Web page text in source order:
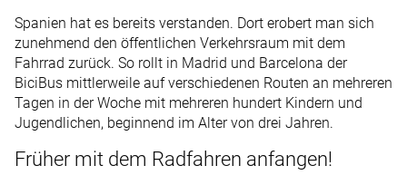
Spanien hat es bereits verstanden. Dort erobert man sich
zunehmend den öffentlichen Verkehrsraum mit dem
Fahrrad zurück. So rollt in Madrid und Barcelona der
BiciBus mittlerweile auf verschiedenen Routen an mehreren
Tagen in der Woche mit mehreren hundert Kindern und
Jugendlichen, beginnend im Alter von drei Jahren.
Früher mit dem Radfahren anfangen!